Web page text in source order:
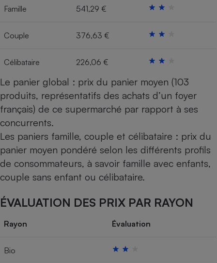
Famille 541,29 €
Couple 376,63 €
Célibataire 226,06 €
Le panier global : prix du panier moyen (103
produits, représentatifs des achats d’un foyer
français) de ce supermarché par rapport à ses
concurrents.
Les paniers famille, couple et célibataire : prix du
panier moyen pondéré selon les différents profils
de consommateurs, à savoir famille avec enfants,
couple sans enfant ou célibataire.
ÉVALUATION DES PRIX PAR RAYON
Rayon Évaluation
Bio